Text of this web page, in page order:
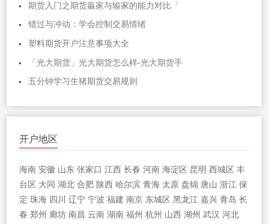
期货入门之期货贏家与输家的能力对比「
错过与冲动：学会控制交易情绪
塑料期货开户注意事项大全
「光大期货」光大期货怎么样-光大期货手
五分钟学习生猪期货交易规则
开户地区
海南 安徽 山东 张家口 江西 长春 河南 海淀区 昆明 西城区 丰
台区 大同 湖北 合肥 陕西 哈尔滨 青海 太原 盘锦 唐山 浙江 保
定 珠海 四川 辽宁 宁波 福建 南京 东城区 黑龙江 嘉兴 青岛 长
春 郑州 廊坊 南昌 云南 湖南 福州 杭州 山西 湖州 武汉 河北